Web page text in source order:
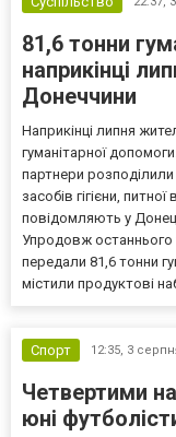
81,6 тонни
наприкінці
Донеччини
Наприкінці липня
гуманітарної
партнери
засобів гігієни,
повідомляють у
Упродовж
передали 81,6 тонни
містили продуктові
Спорт 12:35, 3
Четвертими
юні